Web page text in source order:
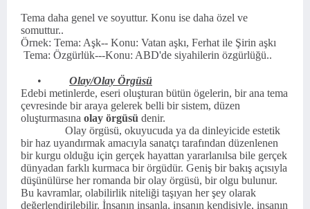
Tema daha genel ve soyuttur. Konu ise daha özel ve
somuttur..
Örnek: Tema: Aşk-- Konu: Vatan aşkı, Ferhat ile Şirin aşkı
Tema: Özgürlük---Konu: ABD'de siyahilerin özgürlüğü..
•
Olay/Olay Örgüsü
Edebi metinlerde, eseri oluşturan bütün ögelerin, bir ana tema
çevresinde bir araya gelerek belli bir sistem, düzen
oluşturmasına olay örgüsü denir.
Olay örgüsü, okuyucuda ya da dinleyicide estetik
bir haz uyandırmak amacıyla sanatçı tarafından düzenlenen
bir kurgu olduğu için gerçek hayattan yararlanılsa bile gerçek
dünyadan farklı kurmaca bir örgüdür. Geniş bir bakış açısıyla
düşünülürse her romanda bir olay örgüsü, bir olgu bulunur.
Bu kavramlar, olabilirlik niteliği taşıyan her şey olarak
değerlendirilebilir. İnsanın insanla, insanın kendisiyle, insanın